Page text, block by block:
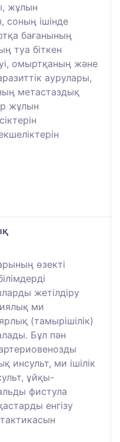
жұлын
соның ішінде
бағанының
туа біткен
омыртқаның және
аурулары,
метастаздық
жұлын
өзекті
жетілдіру
ми
(тамырішілік)
Бұл пән
инсульт, ми ішілік
ұйқы-
фистула
енгізу